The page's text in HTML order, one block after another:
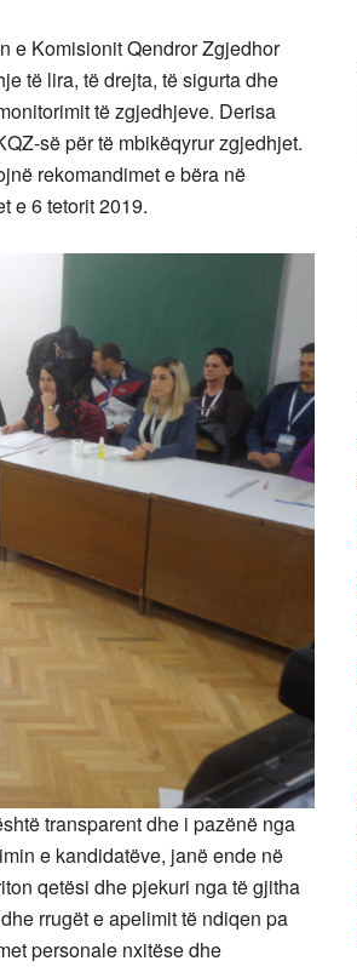
e Komisionit Qendror Zgjedhor
të lira, të drejta, të sigurta dhe
të zgjedhjeve. Derisa
së për të mbikëqyrur zgjedhjet.
rekomandimet e bëra në
e 6 tetorit 2019.
transparent dhe i pazënë nga
e kandidatëve, janë ende në
qetësi dhe pjekuri nga të gjitha
rrugët e apelimit të ndiqen pa
personale nxitëse dhe